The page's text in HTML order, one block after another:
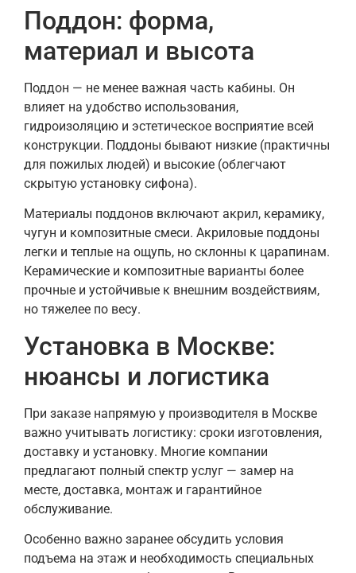
Поддон: форма,
материал и высота
Поддон — не менее важная часть кабины. Он
влияет на удобство использования,
гидроизоляцию и эстетическое восприятие всей
конструкции. Поддоны бывают низкие (практичны
для пожилых людей) и высокие (облегчают
скрытую установку сифона).
Материалы поддонов включают акрил, керамику,
чугун и композитные смеси. Акриловые поддоны
легки и теплые на ощупь, но склонны к царапинам.
Керамические и композитные варианты более
прочные и устойчивые к внешним воздействиям,
но тяжелее по весу.
Установка в Москве:
нюансы и логистика
При заказе напрямую у производителя в Москве
важно учитывать логистику: сроки изготовления,
доставку и установку. Многие компании
предлагают полный спектр услуг — замер на
месте, доставка, монтаж и гарантийное
обслуживание.
Особенно важно заранее обсудить условия
подъема на этаж и необходимость специальных